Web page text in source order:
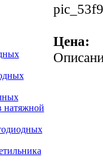
натяжной
Цена: